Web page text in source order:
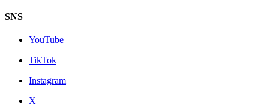
SNS
YouTube
TikTok
Instagram
X